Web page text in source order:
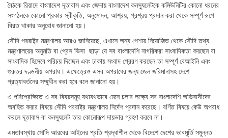
বৈঠকে রিয়াদে বাংলাদেশ দূতাবাস এবং জেদ্দায় বাংলাদেশ কনস্যুলেটকে কমিউনিটির কোনো ধরনের
সংগঠনকে কোনো প্রকার স্বীকৃতি, অনুমোদন, আশ্রয়, প্রশ্রয় প্রদান করা থেকে সম্পূর্ণ রূপে
বিরত থাকার অনুরোধ জানানো হয়।
সৌদি পররাষ্ট্র মন্ত্রণালয় আরও জানিয়েছে, এখানে অন্য পেশায় নিয়োজিত থেকে সৌদি তথ্য
মন্ত্রণালয়ের অনুমতি বা প্রেস ভিসা ছাড়া যে সব বাংলাদেশি নাগরিকরা সাংবাদিকতা করছেন বা
সাংবাদিক হিসেবে পরিচয় দিচ্ছেন এবং ঢাকায় সংবাদ প্রেরণ করছেন তা সম্পূর্ণ বেআইনি এবং
গুরুতর দণ্ডনীয় অপরাধ। এক্ষেত্রেও এসব অপরাধের জন্য জেল জরিমানাসহ দেশে
প্রত্যাবর্তনের সম্মুখীন করা হবে বলে জানানো হয়।
এ পরিপ্রেক্ষিতে এ সব বিষয়সমূহ যথাযথভাবে মেনে চলার লক্ষ্যে সব বাংলাদেশি অভিবাসীদের
অবহিত করার বিষয়ে সৌদি পররাষ্ট্র মন্ত্রণালয় নির্দেশ প্রদান করেছে। বর্ণিত বিষয়ে কেউ অপরাধ
করলে দূতাবাস বা কনস্যুলেট তার কোনোরূপ দায়ভার গ্রহণ করবে না।
এমতাবস্থায় সৌদি আরবের আইনের প্রতি শ্রদ্ধাশীল থেকে বিদেশে দেশের ভাবমূর্তি সমুন্নত